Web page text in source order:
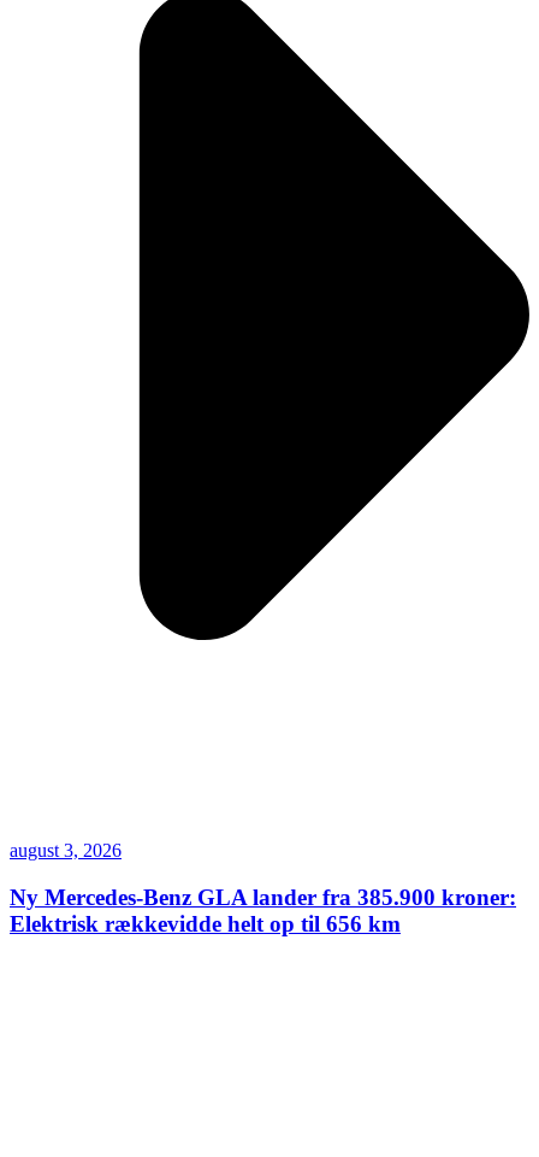
august 3, 2026
Ny Mercedes-Benz GLA lander fra 385.900 kroner:
Elektrisk rækkevidde helt op til 656 km